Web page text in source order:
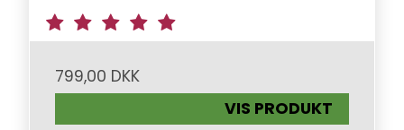
799,00 DKK
VIS PRODUKT